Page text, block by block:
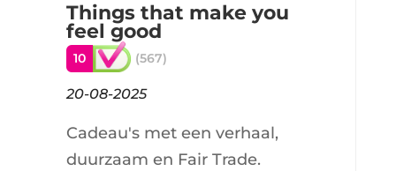
Things that make you
feel good
10 (567)
20-08-2025
Cadeau's met een verhaal,
duurzaam en Fair Trade.